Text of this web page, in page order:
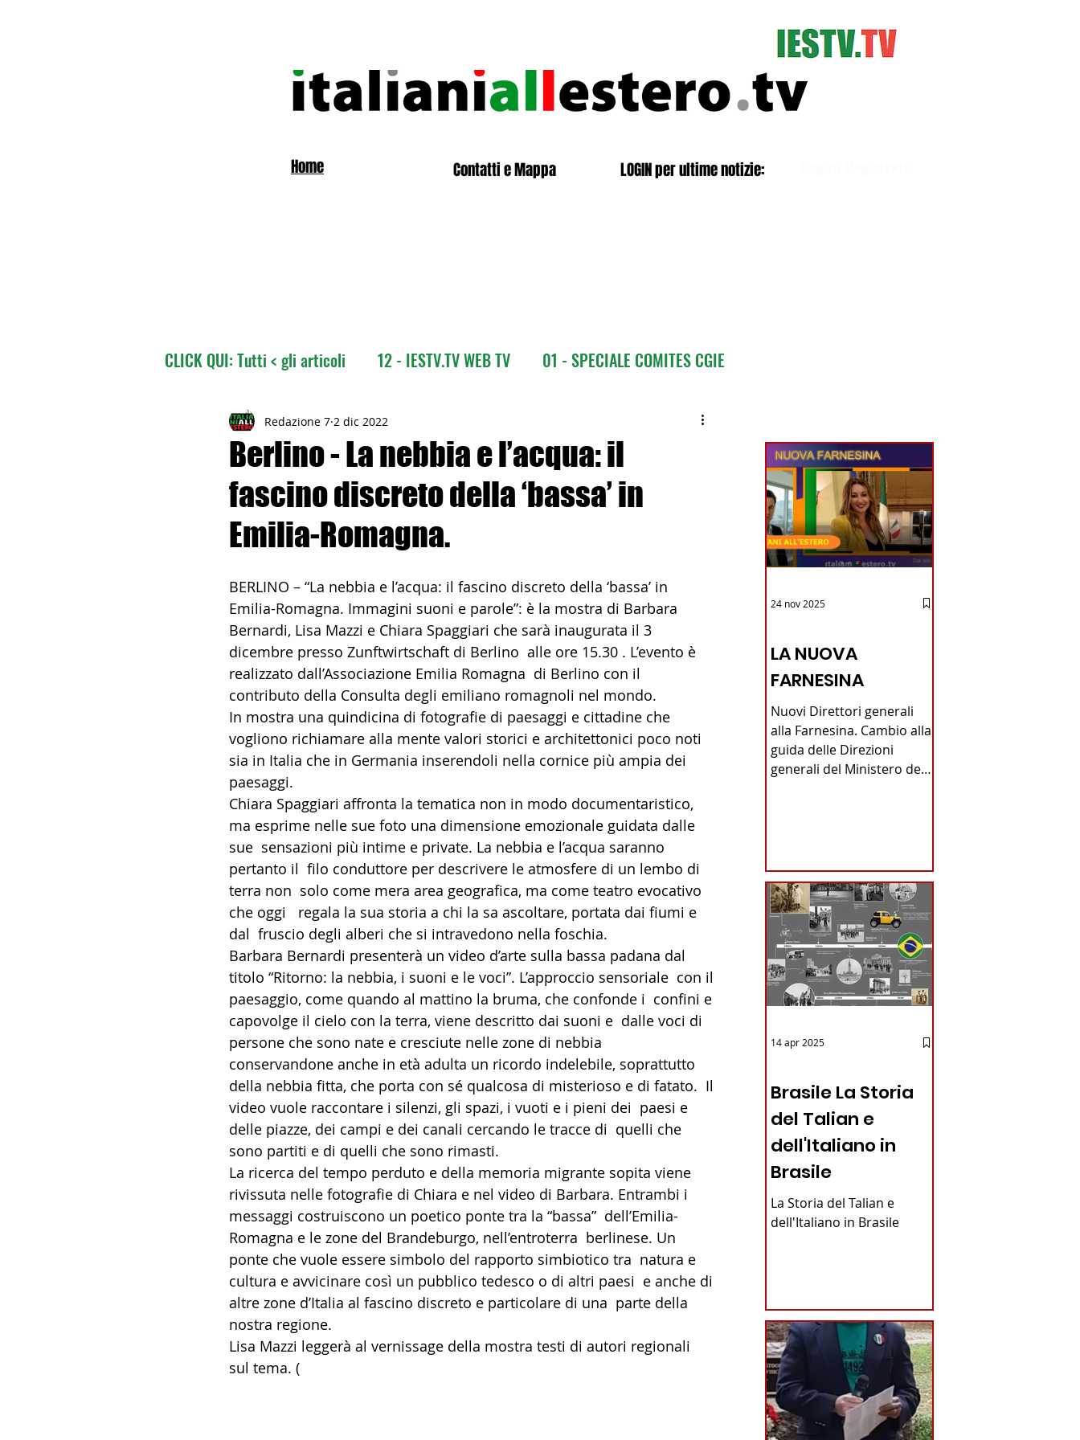
Home Contatti e Mappa LOGIN per ultime notizie:
CLICK QUI: Tutti < gli articoli 12 - IESTV.TV WEB TV 01 - SPECIALE COMITES CGIE
02 - TURISMO DELLE RADICI 03 bis - Giro del Mondo
04 - ITALIANI ALL'ESTERO Europa 05 - ITALIANI ALL'ESTERO Africa
06 - ITALIANI ALL'ESTERO Asia 07 - ITALIANI ALL'ESTERO Australia
08 - ITALIANI IN OCEANIA 09 - ITALIANI ALL'ESTERO Nord Amer
11 - ITALIANI ALL'ESTERO Sud Amer 13 - ISTITUZIONI
14 - IIC IST. ITALIANO CULTURA 15 - AMBASCIATE CONSOLATI 16 - FARNESINA
17 - ASSOCIAZIONI 18 - MAPPE ITALIANI ALL'ESTERO 19 - EUROPA
20 - AMERICA 21 - AMERICA-CENTRO 22 - AMERICA DEL SUD 23 - AFRICA
24 - ASIA 25 - OCEANIA 26 - POLITICA 28 - PAPPAMONDO.TV
30 - LAVORO 31 - ICE ISTITUTO COMMERCIO ESTERO 32 - MADE IN ITALY
Berlino - La nebbia e l’acqua: il
fascino discreto della ‘bassa’ in
Emilia-Romagna.
Redazione 7 2 dic 2022
BERLINO – “La nebbia e l’acqua: il fascino discreto della ‘bassa’ in
Emilia-Romagna. Immagini suoni e parole”: è la mostra di Barbara
Bernardi, Lisa Mazzi e Chiara Spaggiari che sarà inaugurata il 3
dicembre presso Zunftwirtschaft di Berlino  alle ore 15.30 . L’evento è
realizzato dall’Associazione Emilia Romagna  di Berlino con il
contributo della Consulta degli emiliano romagnoli nel mondo.
In mostra una quindicina di fotografie di paesaggi e cittadine che
vogliono richiamare alla mente valori storici e architettonici poco noti
sia in Italia che in Germania inserendoli nella cornice più ampia dei
paesaggi.
Chiara Spaggiari affronta la tematica non in modo documentaristico,
ma esprime nelle sue foto una dimensione emozionale guidata dalle
sue  sensazioni più intime e private. La nebbia e l’acqua saranno
pertanto il  filo conduttore per descrivere le atmosfere di un lembo di
terra non  solo come mera area geografica, ma come teatro evocativo
che oggi   regala la sua storia a chi la sa ascoltare, portata dai fiumi e
dal  fruscio degli alberi che si intravedono nella foschia.
Barbara Bernardi presenterà un video d’arte sulla bassa padana dal
titolo “Ritorno: la nebbia, i suoni e le voci”. L’approccio sensoriale  con il
paesaggio, come quando al mattino la bruma, che confonde i  confini e
capovolge il cielo con la terra, viene descritto dai suoni e  dalle voci di
persone che sono nate e cresciute nelle zone di nebbia
conservandone anche in età adulta un ricordo indelebile, soprattutto
della nebbia fitta, che porta con sé qualcosa di misterioso e di fatato.  Il
video vuole raccontare i silenzi, gli spazi, i vuoti e i pieni dei  paesi e
delle piazze, dei campi e dei canali cercando le tracce di  quelli che
sono partiti e di quelli che sono rimasti.
La ricerca del tempo perduto e della memoria migrante sopita viene
rivissuta nelle fotografie di Chiara e nel video di Barbara. Entrambi i
messaggi costruiscono un poetico ponte tra la “bassa”  dell’Emilia-
Romagna e le zone del Brandeburgo, nell’entroterra  berlinese. Un
ponte che vuole essere simbolo del rapporto simbiotico tra  natura e
cultura e avvicinare così un pubblico tedesco o di altri paesi  e anche di
altre zone d’Italia al fascino discreto e particolare di una  parte della
nostra regione.
Lisa Mazzi leggerà al vernissage della mostra testi di autori regionali
sul tema. (
LA NUOVA
FARNESINA
Nuovi Direttori generali
alla Farnesina. Cambio alla
guida delle Direzioni
generali del Ministero degli
proposte dal ministro
Antonio Tajani . NUOVA
DIREZIONE GENERALE
DELLA FARNESINA
24 nov 2025
Brasile La Storia
del Talian e
dell'Italiano in
Brasile
La Storia del Talian e
dell'Italiano in Brasile
14 apr 2025